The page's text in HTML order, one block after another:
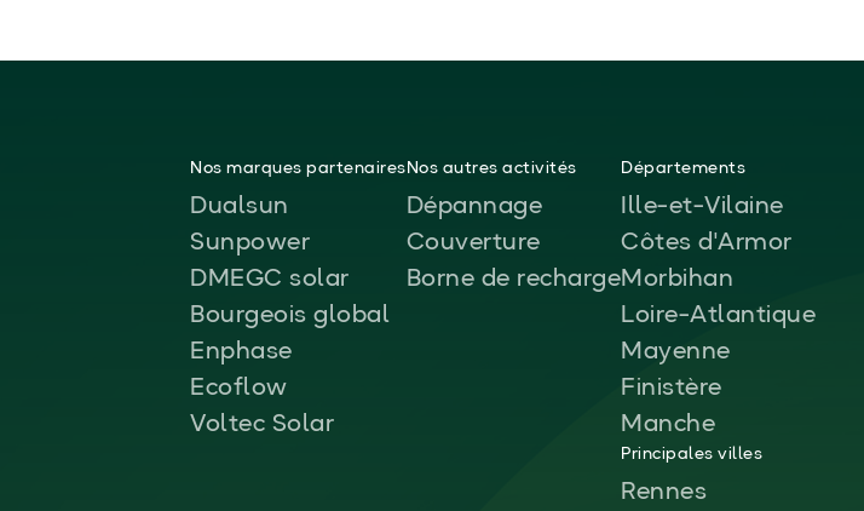
Nos marques partenaires
Dualsun
Sunpower
DMEGC solar
Bourgeois global
Enphase
Ecoflow
Voltec Solar
Nos autres activités
Dépannage
Couverture
Borne de recharge
Départements
Ille-et-Vilaine
Côtes d'Armor
Morbihan
Loire-Atlantique
Mayenne
Finistère
Manche
Principales villes
Rennes